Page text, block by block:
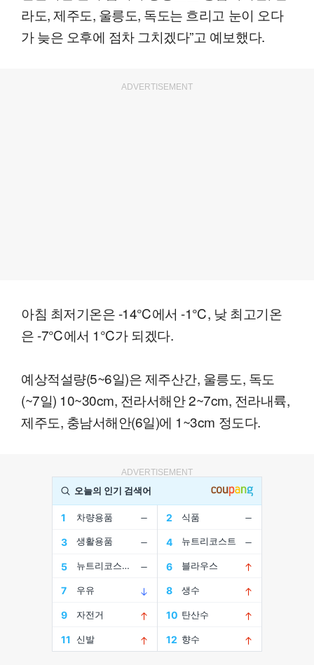
라도, 제주도, 울릉도, 독도는 흐리고 눈이 오다
가 늦은 오후에 점차 그치겠다”고 예보했다.
ADVERTISEMENT
아침 최저기온은 -14℃에서 -1℃, 낮 최고기온
은 -7℃에서 1℃가 되겠다.
예상적설량(5~6일)은 제주산간, 울릉도, 독도
(~7일) 10~30cm, 전라서해안 2~7cm, 전라내륙,
제주도, 충남서해안(6일)에 1~3cm 정도다.
ADVERTISEMENT